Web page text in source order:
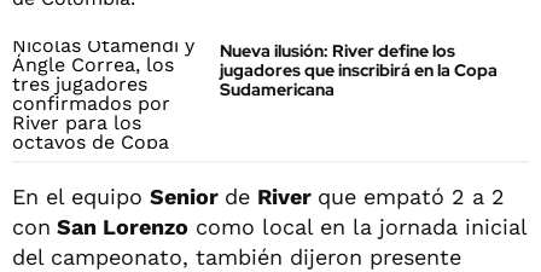
Nueva ilusión: River define los
jugadores que inscribirá en la Copa
Sudamericana
En el equipo Senior de River que empató 2 a 2
con San Lorenzo como local en la jornada inicial
del campeonato, también dijeron presente